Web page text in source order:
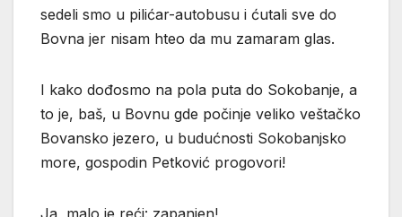
sedeli smo u pilićar-autobusu i ćutali sve do
Bovna jer nisam hteo da mu zamaram glas.
I kako dođosmo na pola puta do Sokobanje, a
to je, baš, u Bovnu gde počinje veliko veštačko
Bovansko jezero, u budućnosti Sokobanjsko
more, gospodin Petković progovori!
Ja, malo je reći: zapanjen!